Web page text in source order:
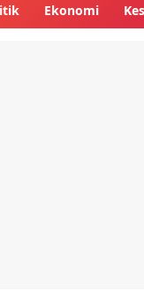
Ekonomi